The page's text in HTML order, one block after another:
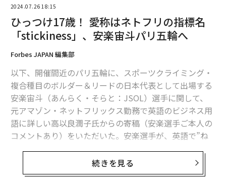
2024.07.26 18:15
ひっつけ17歳！ 愛称はネトフリの指標名
「stickiness」、安楽宙斗パリ五輪へ
Forbes JAPAN 編集部
以下、開催間近のパリ五輪に、スポーツクライミング・
複合種目のボルダー＆リードの日本代表として出場する
安楽宙斗（あんらく・そらと：JSOL）選手に関して、
元アマゾン・ネットフリックス勤務で英語のビジネス用
語に詳しい高以良潤子氏からの寄稿（安楽選手ご本人の
コメントあり）をいただいた。安楽選手が、英語で”ね
続きを見る